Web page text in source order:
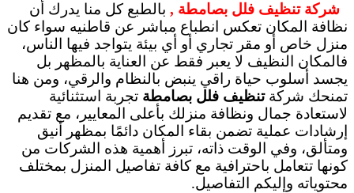
شركة تنظيف فلل بصامطة , بالطبع كل منا يدرك أن
نظافة المكان تعكس انطباع مباشر عن قاطنيه سواء كان
منزل خاص أو مقر تجاري أو أي بيئة يتواجد فيها الناس،
فالمكان النظيف لا يعبر فقط عن العناية بالمظهر بل
يجسد أسلوب حياة راقي ينبض بالنظام والرقي، ومن هنا
تمنحك شركةتنظيف فلل بصامطة تجربة استثنائية
لاستعادة جمال ونظافة منزلك بأعلى المعايير، مع تقديم
إرشادات عملية تضمن بقاء المكان دائمًا بمظهر أنيق
ومتألق، وفي الوقت ذاته، تبرز أهمية هذه الشركات من
كونها تتعامل باحترافية مع كافة تفاصيل المنزل بمختلف
محتوياته وإليكم التفاصيل.